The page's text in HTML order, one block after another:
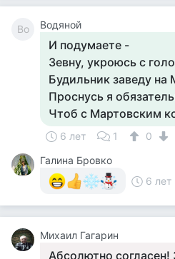
Во Водяной
И подумаете -
Зевну, укроюсь с
Будильник заведу на
Проснусь я
Чтоб с Мартовским
6 лет 1
0
Галина Бровко
6 лет
Михаил Гагарин
Абсолютно